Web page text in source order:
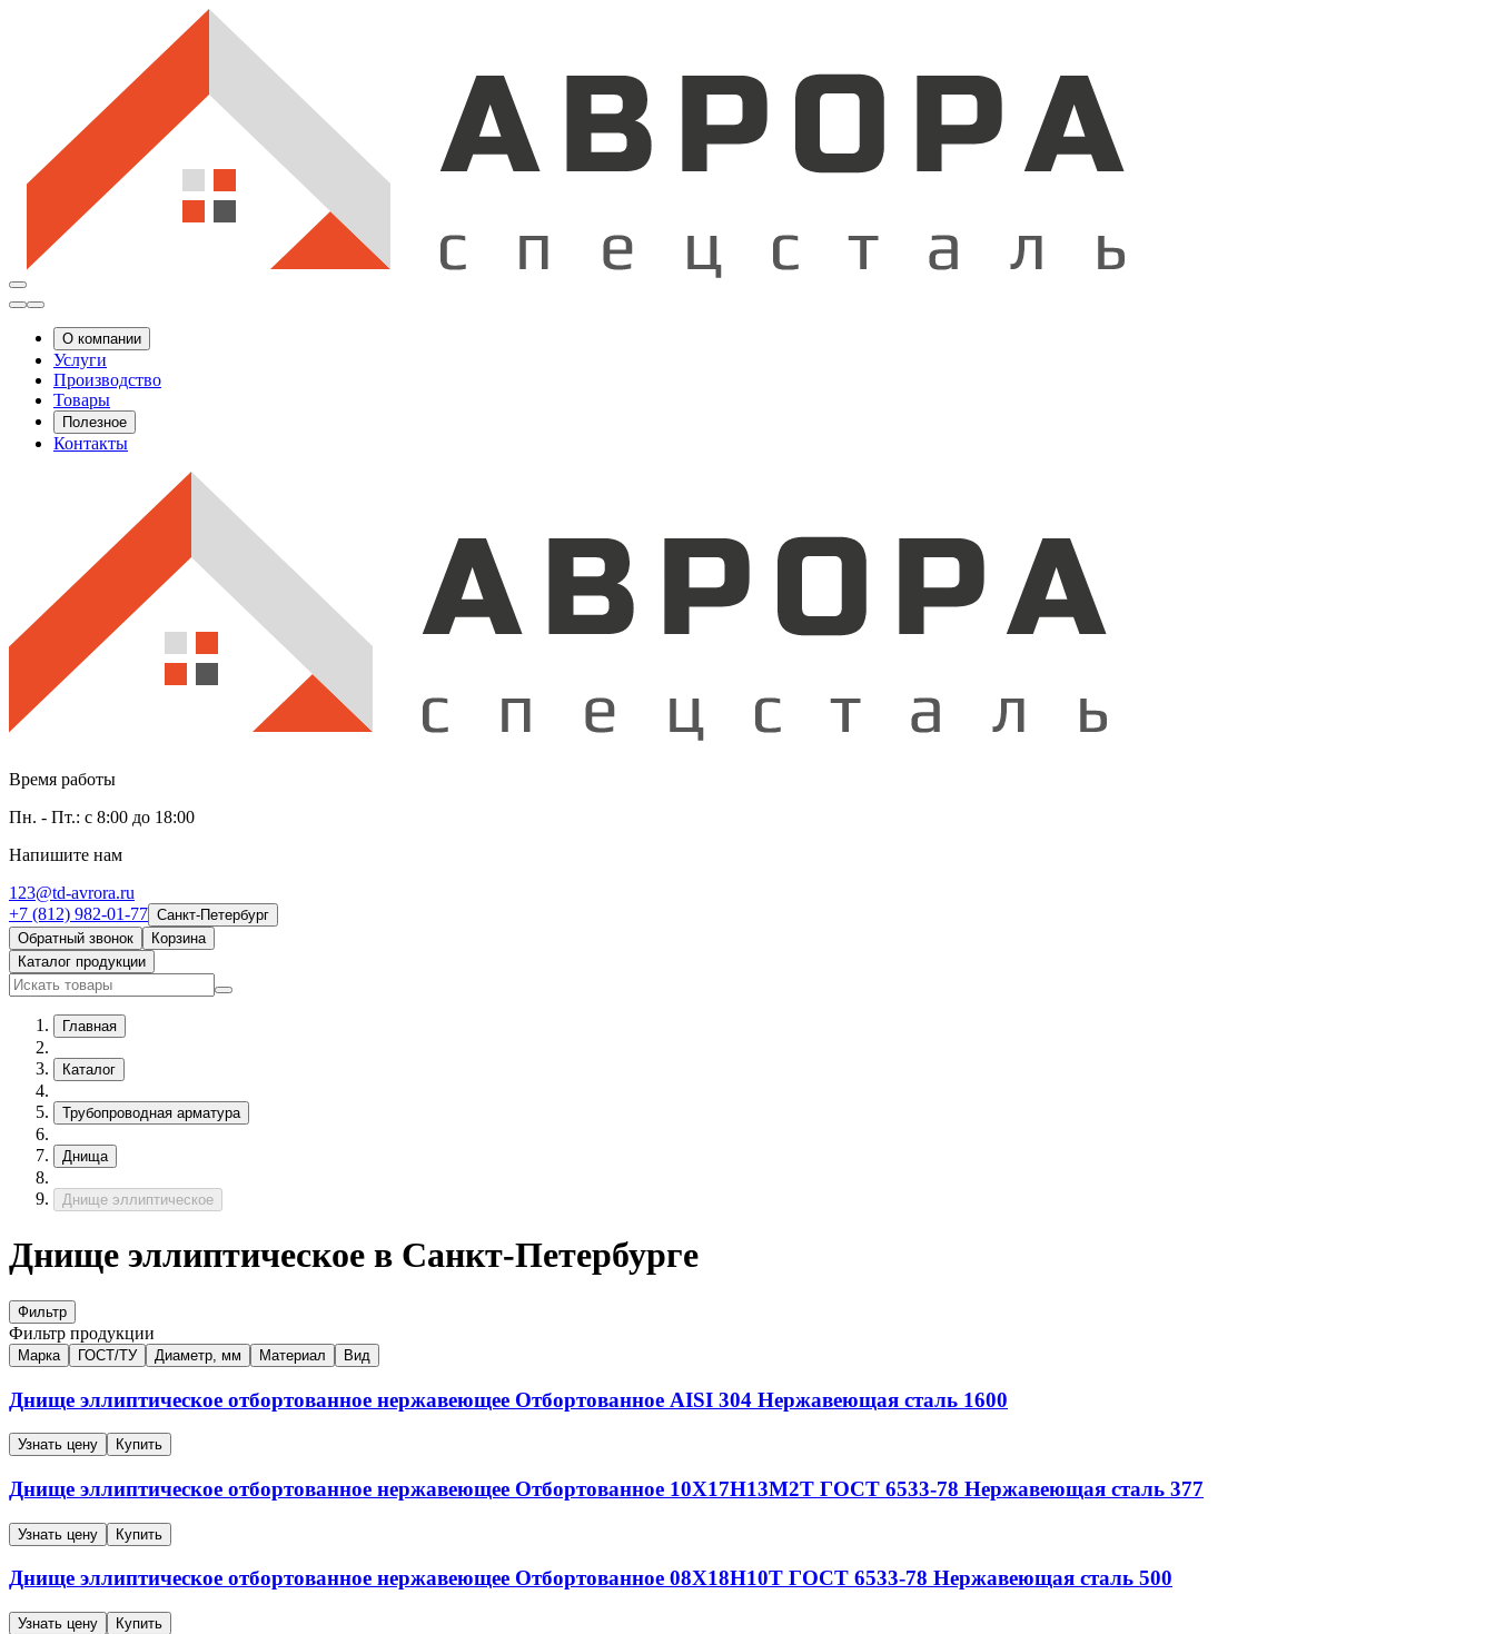
О компании
Услуги
Производство
Товары
Полезное
Контакты
Время работы
Пн. - Пт.: с 8:00 до 18:00
Напишите нам
123@td-avrora.ru
+7 (812) 982-01-77 Санкт-Петербург
Обратный звонок
Корзина
Каталог продукции
Главная
Каталог
Трубопроводная арматура
Днища
Днище эллиптическое
Днище эллиптическое в Санкт-Петербурге
Фильтр
Фильтр продукции
Марка ГОСТ/ТУ Диаметр, мм Материал Вид
Днище эллиптическое отбортованное нержавеющее Отбортованное AISI 304 Нержавеющая сталь 1600
Узнать цену Купить
Днище эллиптическое отбортованное нержавеющее Отбортованное 10Х17Н13М2Т ГОСТ 6533-78 Нержавеющая сталь 377
Узнать цену Купить
Днище эллиптическое отбортованное нержавеющее Отбортованное 08Х18Н10Т ГОСТ 6533-78 Нержавеющая сталь 500
Узнать цену Купить